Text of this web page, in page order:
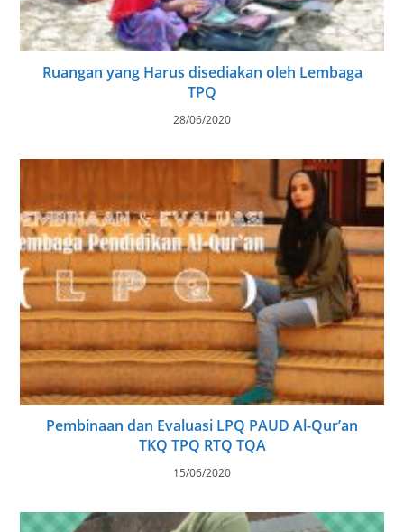
Ruangan yang Harus disediakan oleh Lembaga
TPQ
28/06/2020
Pembinaan dan Evaluasi LPQ PAUD Al-Qur’an
TKQ TPQ RTQ TQA
15/06/2020